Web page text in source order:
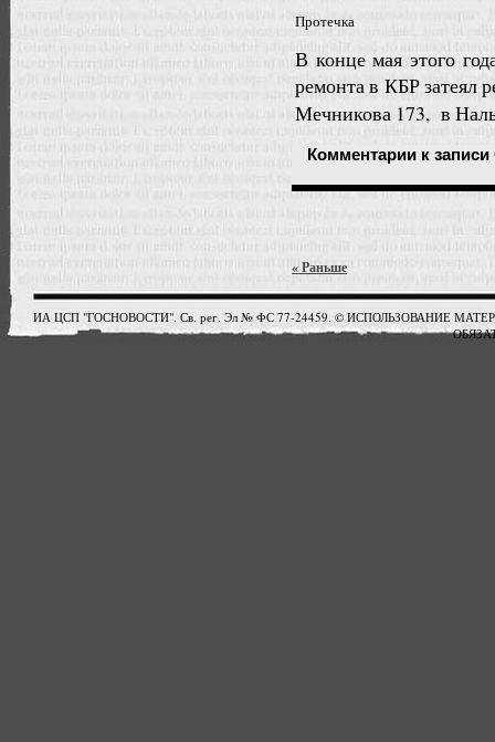
Протечка
В конце мая этого
ремонта в КБР затеял
Мечникова 173, в
Комментарии к
« Раньше
ИА ЦСП "ГОСНОВОСТИ". Св. рег. Эл № ФС 77-24459. © ИСПОЛЬЗОВАНИЕ